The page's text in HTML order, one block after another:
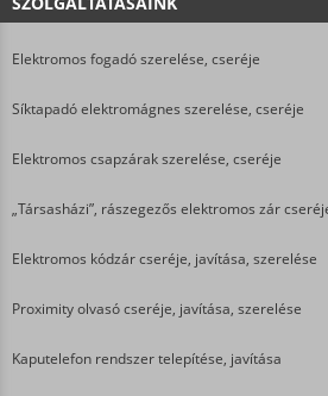
Elektromos fogadó szerelése, cseréje
Síktapadó elektromágnes szerelése, cseréje
Elektromos csapzárak szerelése, cseréje
„Társasházi”, rászegezős elektromos zár
Elektromos kódzár cseréje, javítása, szerelése
Proximity olvasó cseréje, javítása, szerelése
Kaputelefon rendszer telepítése, javítása